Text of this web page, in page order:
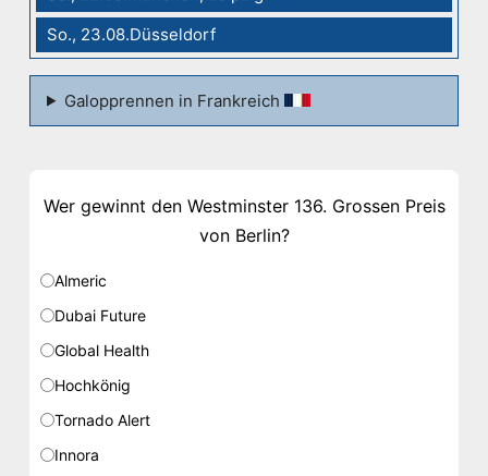
So., 23.08.Düsseldorf
Galopprennen in Frankreich
Wer gewinnt den Westminster 136. Grossen Preis
von Berlin?
Almeric
Dubai Future
Global Health
Hochkönig
Tornado Alert
Innora